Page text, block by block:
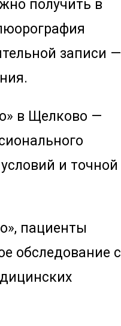
получить в
записи —
в Щелково —
и точной
пациенты
обследование с